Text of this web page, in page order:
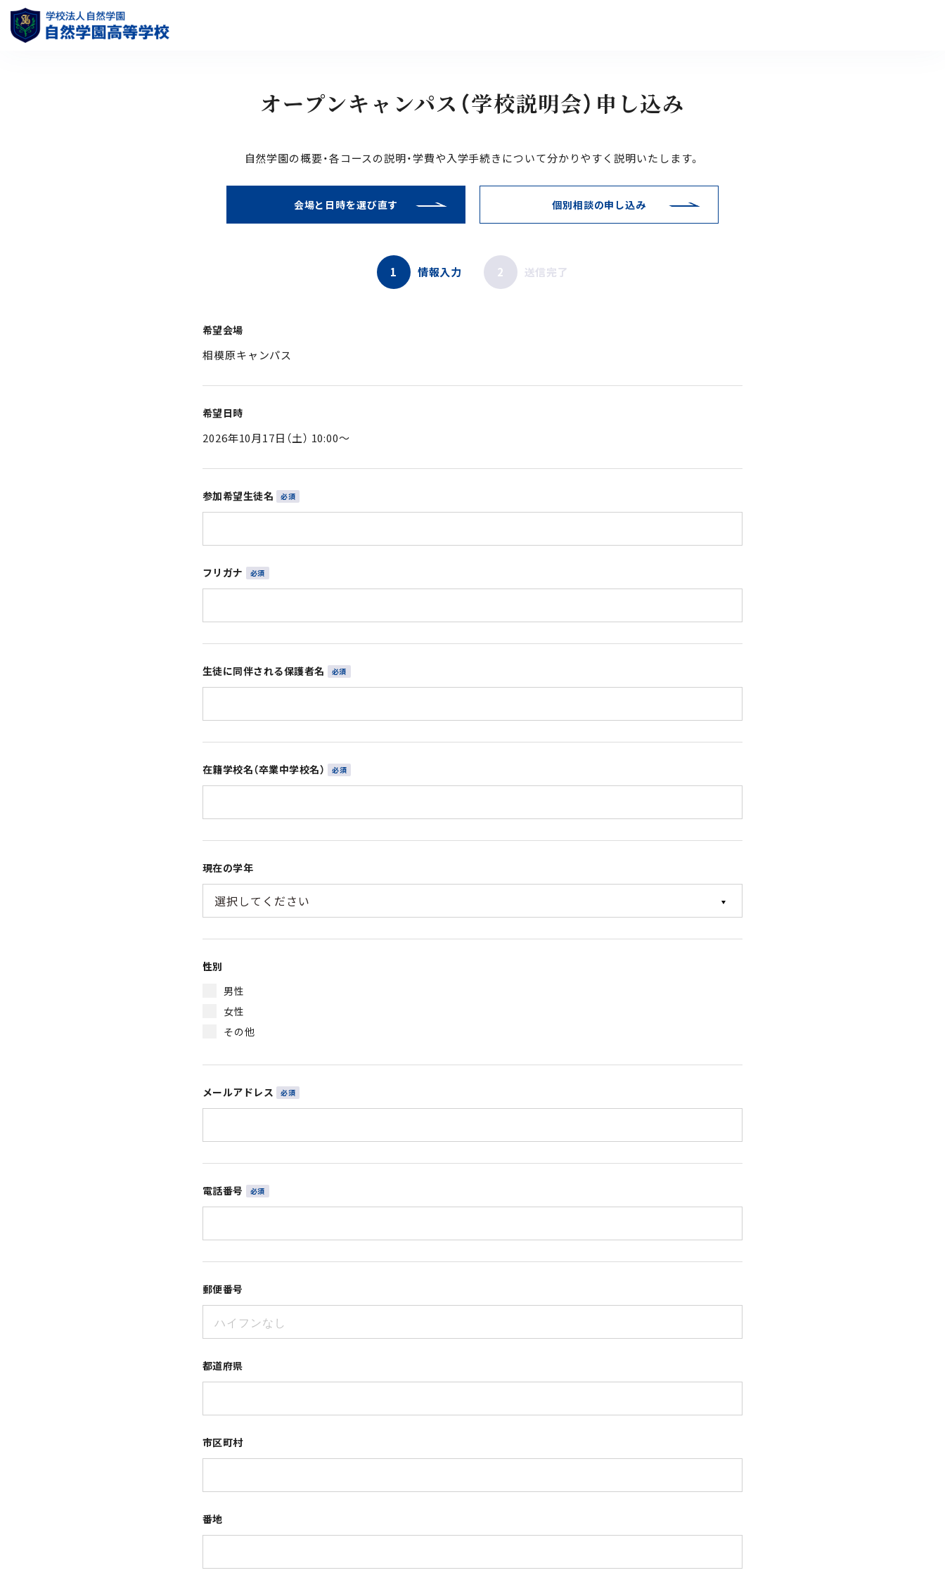
オープンキャンパス（学校説明会）申し込み
自然学園の概要・各コースの説明・学費や入学手続きについて分かりやすく説明いたします。
会場と日時を選び直す 個別相談の申し込み
1 情報入力 2 送信完了
希望会場
希望日時
参加希望生徒名
フリガナ
生徒に同伴される保護者名
在籍学校名（卒業中学校名）
現在の学年
性別
男性
女性
その他
メールアドレス
電話番号
郵便番号
都道府県
市区町村
番地